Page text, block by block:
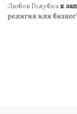
Любов Голубкак
религия или